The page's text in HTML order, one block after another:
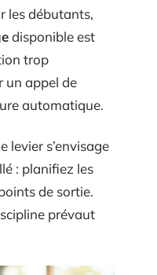
les débutants,
disponible est
trop
un appel de
automatique.
levier s’envisage
: planifiez les
de sortie.
prévaut